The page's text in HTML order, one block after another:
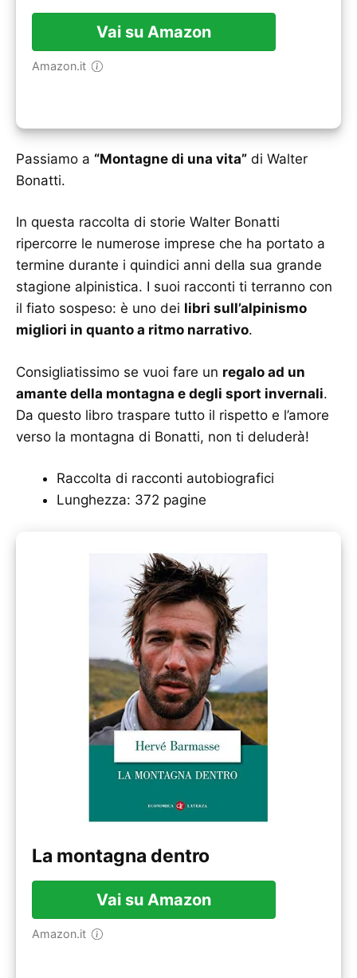
Vai su Amazon
Amazon.it
Passiamo a “Montagne di una vita” di Walter
Bonatti.
In questa raccolta di storie Walter Bonatti
ripercorre le numerose imprese che ha portato a
termine durante i quindici anni della sua grande
stagione alpinistica. I suoi racconti ti terranno con
il fiato sospeso: è uno dei libri sull’alpinismo
migliori in quanto a ritmo narrativo.
Consigliatissimo se vuoi fare un regalo ad un
amante della montagna e degli sport invernali.
Da questo libro traspare tutto il rispetto e l’amore
verso la montagna di Bonatti, non ti deluderà!
Raccolta di racconti autobiografici
Lunghezza: 372 pagine
La montagna dentro
Vai su Amazon
Amazon.it